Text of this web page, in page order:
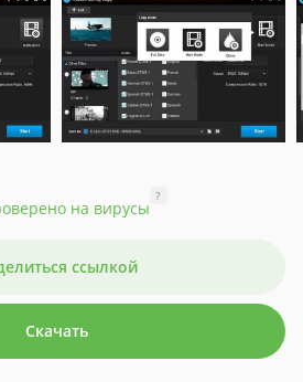
на вирусы
?
ссылкой
Скачать